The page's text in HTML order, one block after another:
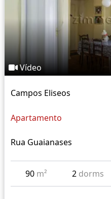
Vídeo
Campos Eliseos
Apartamento
Rua Guaianases
90 m² 2 dorms